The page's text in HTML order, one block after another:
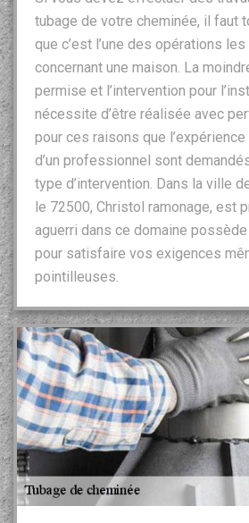
tubage de votre cheminée, il faut
que c’est l’une des opérations
concernant une maison. La
permise et l’intervention pour
nécessite d’être réalisée avec
pour ces raisons que
d’un professionnel sont
type d’intervention. Dans la ville
le 72500, Christol ramonage, est
aguerri dans ce domaine
pour satisfaire vos exigences
pointilleuses.